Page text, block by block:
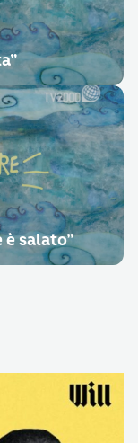
salato”